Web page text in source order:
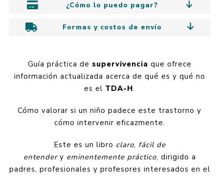
¿Cómo lo puedo pagar?
Formas y costos de envío
Guía práctica de supervivencia que ofrece
información actualizada acerca de qué es y qué no
es el TDA-H.
Cómo valorar si un niño padece este trastorno y
cómo intervenir eficazmente.
Este es un libro claro, fácil de
entendery eminentemente práctico, dirigido a
padres, profesionales y profesores interesados en el